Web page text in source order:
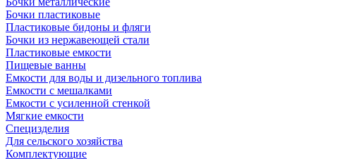
Бочки пластиковые
Пластиковые бидоны и фляги
Бочки из нержавеющей стали
Пластиковые емкости
Пищевые ванны
Емкости для воды и дизельного топлива
Емкости с мешалками
Емкости с усиленной стенкой
Мягкие емкости
Специзделия
Для сельского хозяйства
Комплектующие